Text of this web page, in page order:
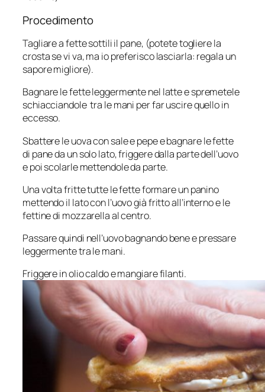
Procedimento
Tagliare a fette sottili il pane, (potete togliere la
crosta se vi va, ma io preferisco lasciarla: regala un
sapore migliore).
Bagnare le fette leggermente nel latte e spremetele
schiacciandole tra le mani per far uscire quello in
eccesso.
Sbattere le uova con sale e pepe e bagnare le fette
di pane da un solo lato, friggere dalla parte dell’uovo
e poi scolarle mettendole da parte.
Una volta fritte tutte le fette formare un panino
mettendo il lato con l’uovo già fritto all’interno e le
fettine di mozzarella al centro.
Passare quindi nell’uovo bagnando bene e pressare
leggermente tra le mani.
Friggere in olio caldo e mangiare filanti.